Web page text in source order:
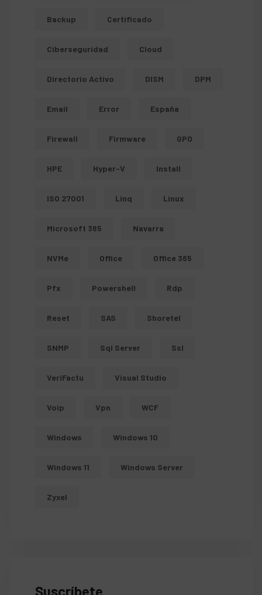
Backup Certificado
Ciberseguridad Cloud
Directorio Activo DISM DPM
Email Error España
Firewall Firmware GPO
HPE Hyper-V Install
ISO 27001 Linq Linux
Microsoft 365 Navarra
NVMe Office Office 365
Pfx Powershell Rdp
Reset SAS Shoretel
SNMP Sql Server Ssl
VeriFactu Visual Studio
Voip Vpn WCF
Windows Windows 10
Windows 11 Windows Server
Zyxel
Suscríbete